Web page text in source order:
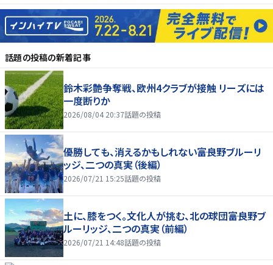
話題の投稿の新着記事
鈴木彩艶争奪戦、欧州4クラブが接触 リーズには
一度断りか
2026/08/04 20:37話題の投稿
優勝しても、消えるかもしれない――富良野ブルーリ
ッジ、二つの真実（後編）
2026/07/21 15:25話題の投稿
土に、膝をつく。文化人が挑む、北の球団――富良野ブ
ルーリッジ、二つの真実（前編）
2026/07/21 14:48話題の投稿